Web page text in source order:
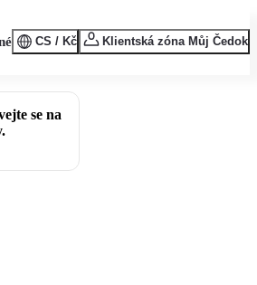
CS / Kč Klientská zóna Můj Čedok
se na